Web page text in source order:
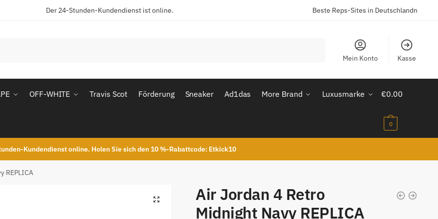
Der 24-Stunden-Kundendienst ist online. Beste Reps-Sites in Deutschlandn
Mein Konto Kasse
OFF-WHITE Travis Scot Förderung Sneaker Ad1das More Brand Luxusmarke €0.00
0
Kundendienst online. Holen Sie sich den 10 %-Rabattcode: Etkick10
REPLICA
Air Jordan 4 Retro
Midnight Navy REPLICA